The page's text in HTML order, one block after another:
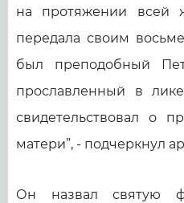
на протяжении всей
передала своим
был преподобный
прославленный в
свидетельствовал о
матери”, - подчеркнул
Он назвал святую